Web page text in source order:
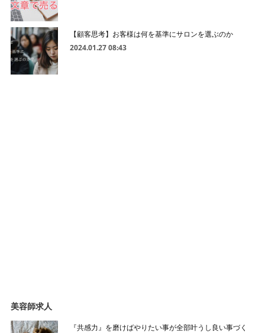
【顧客思考】お客様は何を基準にサロンを選ぶのか
2024.01.27 08:43
美容師求人
『共感力』を磨けばやりたい事が全部叶うし良い事づく